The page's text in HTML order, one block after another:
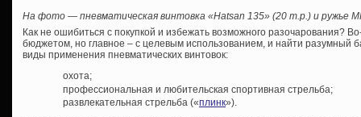
На фото — пневматическая винтовка «Hatsan 135» (20 т.р.) и ружье
Как не ошибиться с покупкой и избежать возможного разочарования?
бюджетом, но главное – с целевым использованием, и найти разумный
виды применения пневматических винтовок:
охота;
профессиональная и любительская спортивная стрельба;
развлекательная стрельба («плинк»).